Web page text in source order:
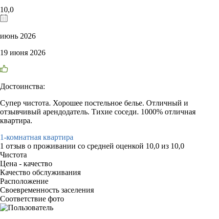
10,0
июнь 2026
19 июня 2026
Достоинства:
Супер чистота. Хорошее постельное белье. Отличный и
отзывчивый арендодатель. Тихие соседи. 1000% отличная
квартира.
1-комнатная квартира
1 отзыв о проживании со средней оценкой 10,0 из 10,0
Чистота
Цена - качество
Качество обслуживания
Расположение
Своевременность заселения
Соответствие фото